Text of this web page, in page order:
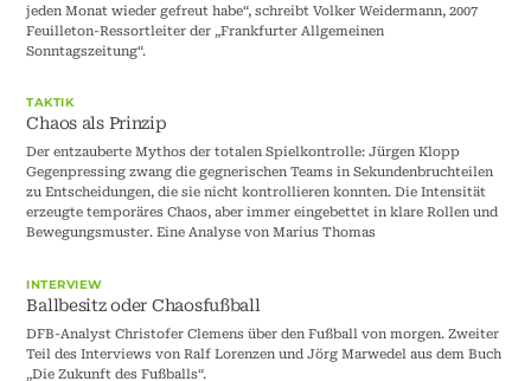
jeden Monat wieder gefreut habe“, schreibt Volker Weidermann, 2007
Feuilleton-Ressortleiter der „Frankfurter Allgemeinen
Sonntagszeitung“.
TAKTIK
Chaos als Prinzip
Der entzauberte Mythos der totalen Spielkontrolle: Jürgen Klopp
Gegenpressing zwang die gegnerischen Teams in Sekundenbruchteilen
zu Entscheidungen, die sie nicht kontrollieren konnten. Die Intensität
erzeugte temporäres Chaos, aber immer eingebettet in klare Rollen und
Bewegungsmuster. Eine Analyse von Marius Thomas
INTERVIEW
Ballbesitz oder Chaosfußball
DFB-Analyst Christofer Clemens über den Fußball von morgen. Zweiter
Teil des Interviews von Ralf Lorenzen und Jörg Marwedel aus dem Buch
„Die Zukunft des Fußballs“.